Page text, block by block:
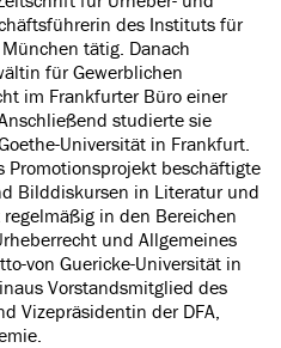
des Instituts für
tätig. Danach
für Gewerblichen
im Frankfurter Büro einer
studierte sie
Universität in Frankfurt.
beschäftigte
Bilddiskursen in Literatur und
in den Bereichen
und Allgemeines
von Guericke-Universität in
Vorstandsmitglied des
Vizepräsidentin der DFA,